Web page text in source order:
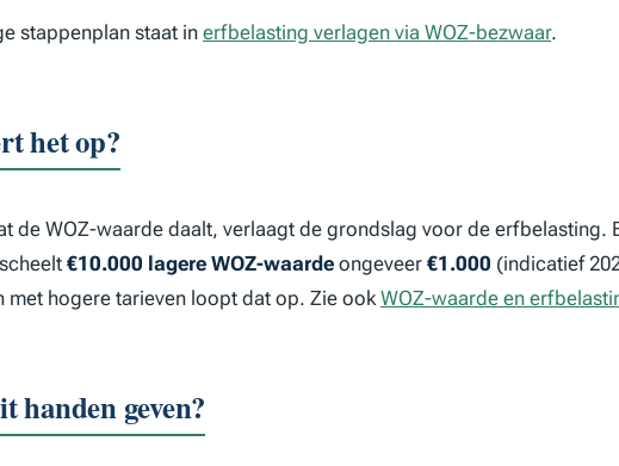
stappenplan staat in erfbelasting verlagen via WOZ-bezwaar.
het op?
de WOZ-waarde daalt, verlaagt de grondslag voor de erfbelasting.
€10.000 lagere WOZ-waarde ongeveer €1.000 (indicatief
met hogere tarieven loopt dat op. Zie ook WOZ-waarde en
handen geven?